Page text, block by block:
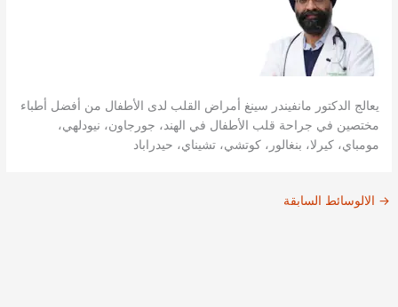
يعالج الدكتور مانفيندر سينغ أمراض القلب لدى الأطفال من أفضل أطباء
مختصين في جراحة قلب الأطفال في الهند، جورجاون، نيودلهي،
مومباي، كيرلا، بنغالور، كوتشي، تشيناي، حيدراباد
→ الالوسائط السابقة